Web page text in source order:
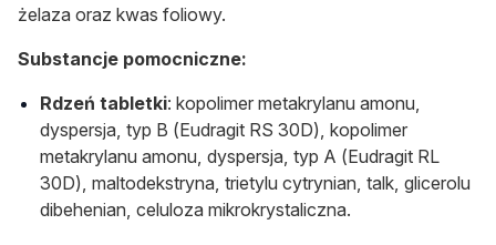
żelaza oraz kwas foliowy.
Substancje pomocniczne:
Rdzeń tabletki: kopolimer metakrylanu amonu,
dyspersja, typ B (Eudragit RS 30D), kopolimer
metakrylanu amonu, dyspersja, typ A (Eudragit RL
30D), maltodekstryna, trietylu cytrynian, talk, glicerolu
dibehenian, celuloza mikrokrystaliczna.